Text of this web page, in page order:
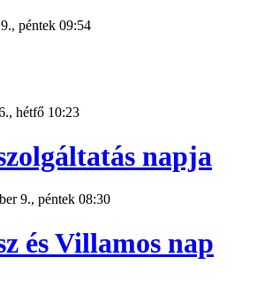
péntek 09:54
hétfő 10:23
napja
9., péntek 08:30
és Villamos nap